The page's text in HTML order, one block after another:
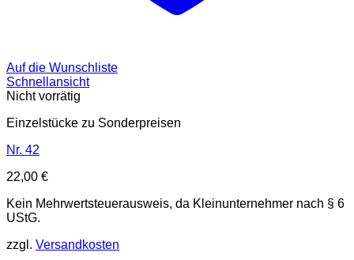
Auf die Wunschliste
Schnellansicht
Nicht vorrätig
Einzelstücke zu Sonderpreisen
Nr. 42
22,00 €
Kein Mehrwertsteuerausweis, da Kleinunternehmer nach § 6
UStG.
zzgl. Versandkosten